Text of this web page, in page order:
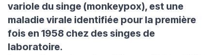
variole du singe (monkeypox), est une
maladie virale identifiée pour la première
fois en 1958 chez des singes de
laboratoire.